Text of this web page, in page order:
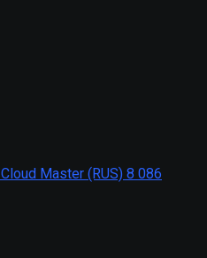
Cloud Master (RUS) 8 086